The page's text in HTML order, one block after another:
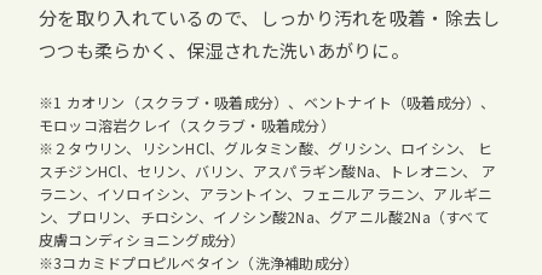
分を取り入れているので、しっかり汚れを吸着・除去し
つつも柔らかく、保湿された洗いあがりに。
※1 カオリン（スクラブ・吸着成分）、ベントナイト（吸着成分）、
モロッコ溶岩クレイ（スクラブ・吸着成分）
※２タウリン、リシンHCl、グルタミン酸、グリシン、ロイシン、 ヒ
スチジンHCl、セリン、バリン、アスパラギン酸Na、トレオニン、 ア
ラニン、イソロイシン、アラントイン、フェニルアラニン、アルギニ
ン、プロリン、チロシン、イノシン酸2Na、グアニル酸2Na（すべて
皮膚コンディショニング成分）
※3コカミドプロピルベタイン（洗浄補助成分）